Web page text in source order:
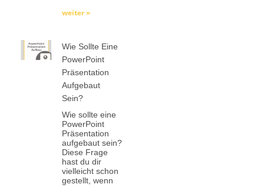
weiter »
Wie Sollte Eine
PowerPoint
Präsentation
Aufgebaut
Sein?
Wie sollte eine
PowerPoint
Präsentation
aufgebaut sein?
Diese Frage
hast du dir
vielleicht schon
gestellt, wenn